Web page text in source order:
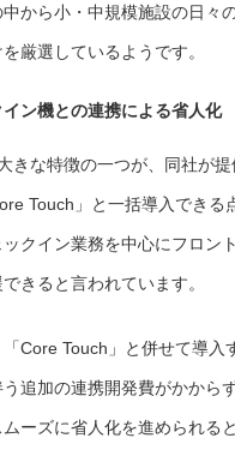
から小・中規模施設の日々
厳選しているようです。
イン機との連携による省人化
きな特徴の一つが、同社が
Touch」と一括導入できる
クイン業務を中心にフロン
きると言われています。
Core Touch」と併せて導入
追加の連携開発費がかから
ーズに省人化を進められる